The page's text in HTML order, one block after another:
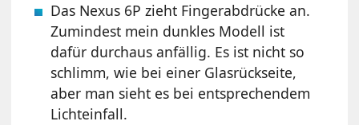
Das Nexus 6P zieht Fingerabdrücke an.
Zumindest mein dunkles Modell ist
dafür durchaus anfällig. Es ist nicht so
schlimm, wie bei einer Glasrückseite,
aber man sieht es bei entsprechendem
Lichteinfall.